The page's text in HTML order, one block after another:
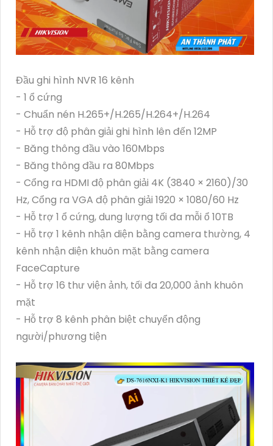
Đầu ghi hình NVR 16 kênh
- 1 ổ cứng
- Chuẩn nén H.265+/H.265/H.264+/H.264
- Hỗ trợ độ phân giải ghi hình lên đến 12MP
- Băng thông đầu vào 160Mbps
- Băng thông đầu ra 80Mbps
- Cổng ra HDMI độ phân giải 4K (3840 × 2160)/30
Hz, Cổng ra VGA độ phân giải 1920 × 1080/60 Hz
- Hỗ trợ 1 ổ cứng, dung lượng tối đa mỗi ổ 10TB
- Hỗ trợ 1 kênh nhận diện bằng camera thường, 4
kênh nhận diện khuôn mặt bằng camera
FaceCapture
- Hỗ trợ 16 thư viện ảnh, tối đa 20,000 ảnh khuôn
mặt
- Hỗ trợ 8 kênh phân biệt chuyển động
người/phương tiện